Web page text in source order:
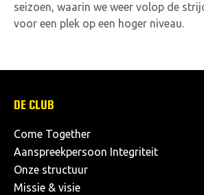
seizoen, waarin we weer volop de
voor een plek op een hoger niveau.
DE CLUB
Come Together
Aanspreekpersoon Integriteit
Onze structuur
Missie & visie